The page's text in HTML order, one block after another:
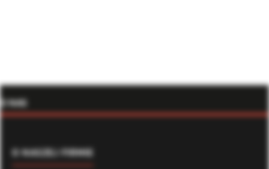
O NAS
O NASZEJ FIRMIE